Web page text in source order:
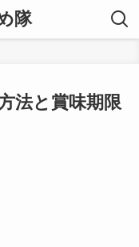
隊
法と賞味期限